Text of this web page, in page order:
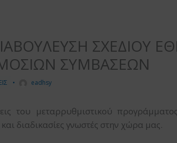
ΣΧΕΔΙΟΥ
ΣΥΜΒΑΣΕΩΝ
• eadhsy
του μεταρρυθμιστικού
διαδικασίες γνωστές στην χώρα μας.